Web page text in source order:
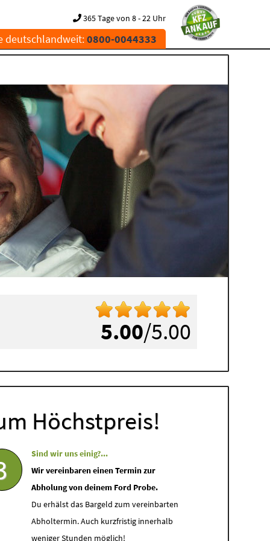
365 Tage von 8 - 22 Uhr
deutschlandweit:0800-0044333
5.00/5.00
Höchstpreis!
Sind wir uns einig?...
Wir vereinbaren einen Termin zur
Abholung von deinem Ford Probe.
Du erhälst das Bargeld zum vereinbarten
Abholtermin. Auch kurzfristig innerhalb
weniger Stunden möglich!